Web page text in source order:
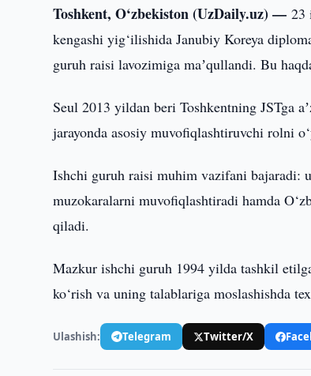
Toshkent, O‘zbekiston (UzDaily.uz) —23
kengashi yig‘ilishida Janubiy Koreya
guruh raisi lavozimiga maʼqullandi. Bu
Seul 2013 yildan beri Toshkentning JSTga
jarayonda asosiy muvofiqlashtiruvchi rolni
Ishchi guruh raisi muhim vazifani bajaradi:
muzokaralarni muvofiqlashtiradi hamda
qiladi.
Mazkur ishchi guruh 1994 yilda tashkil
ko‘rish va uning talablariga moslashishda
Ulashish: Telegram Twitter/X